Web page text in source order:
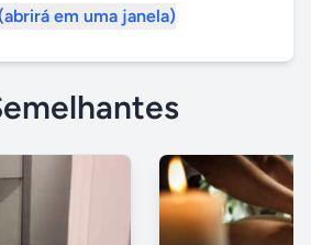
em uma janela)